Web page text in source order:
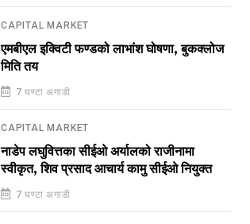
CAPITAL MARKET
एमबीएल इक्विटी फण्डको लाभांश घोषणा, बुकक्लोज
मिति तय
7 घण्टा अगाडी
CAPITAL MARKET
नाडेप लघुवित्तका सीईओ अर्यालको राजीनामा
स्वीकृत, शिव प्रसाद आचार्य कामु सीईओ नियुक्त
7 घण्टा अगाडी